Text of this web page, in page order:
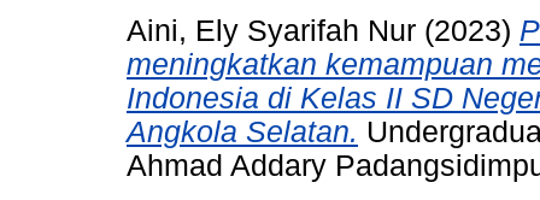
Aini, Ely Syarifah Nur (2023)
meningkatkan kemampuan
Indonesia di Kelas II SD
Angkola Selatan.
Ahmad Addary